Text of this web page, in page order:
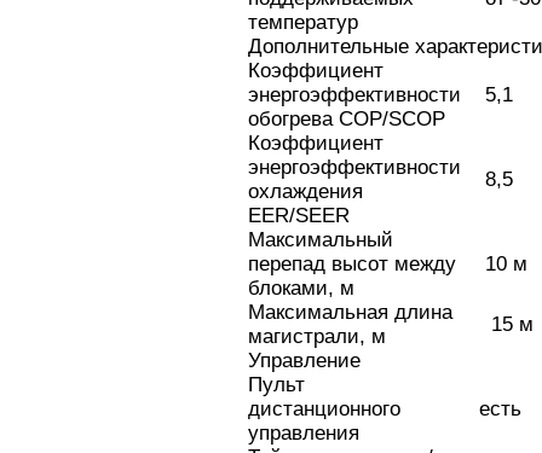
температур
Дополнительные
Коэффициент
энергоэффективности
обогрева COP/SCOP
5,1
Коэффициент
энергоэффективности
охлаждения
EER/SEER
8,5
Максимальный
перепад высот между
блоками, м
10 м
Максимальная длина
магистрали, м
15 м
Управление
Пульт
дистанционного
управления
есть